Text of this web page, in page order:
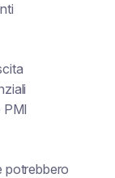
PMI
potrebbero